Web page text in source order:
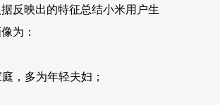
反映出的特征总结小米用户生
为：
，多为年轻夫妇；